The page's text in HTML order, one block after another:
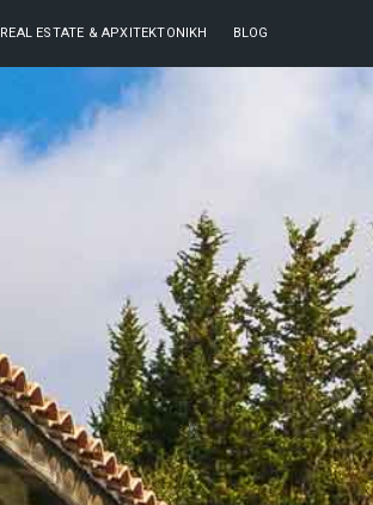
REAL ESTATE & ΑΡΧΙΤΕΚΤΟΝΙΚΉ BLOG